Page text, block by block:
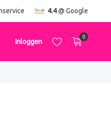
4.4@ Google
Inloggen
0